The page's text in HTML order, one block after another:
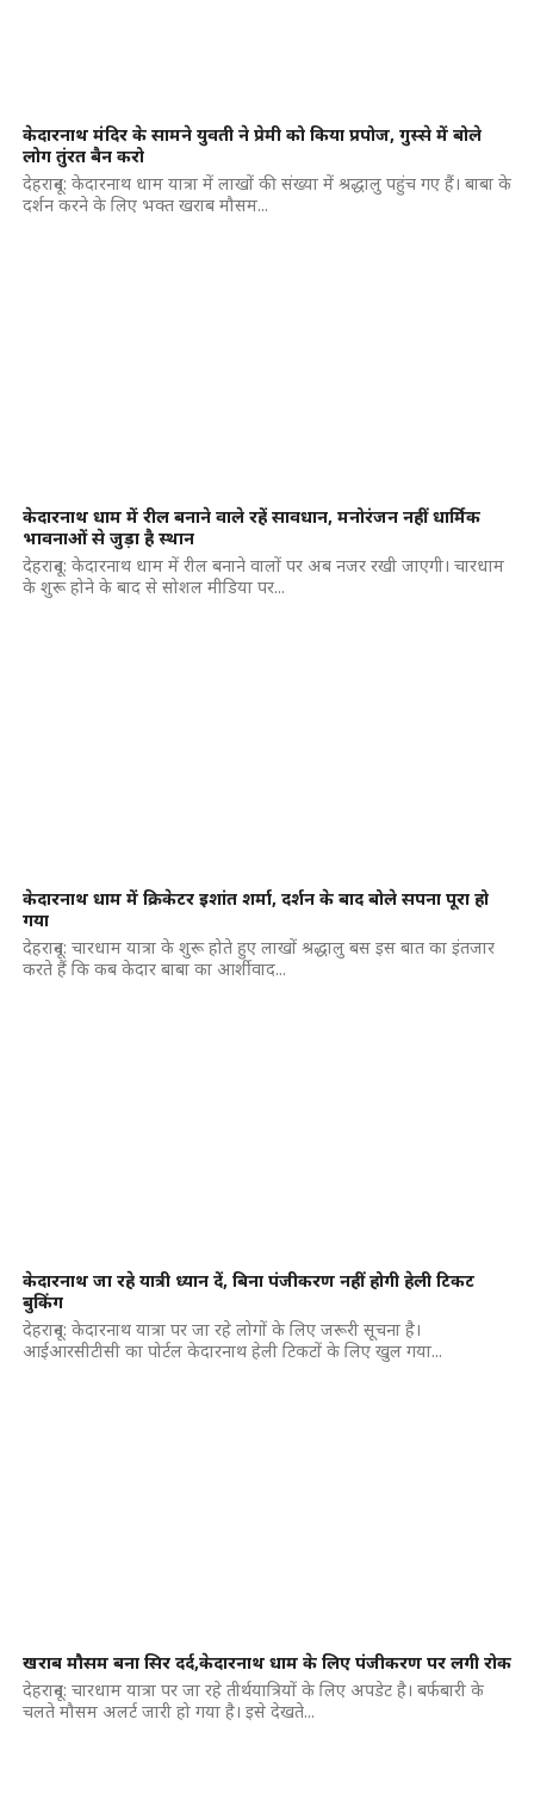
केदारनाथ मंदिर के सामने युवती ने प्रेमी को किया प्रपोज, गुस्से में बोले
लोग तुंरत बैन करो
देहरादून: केदारनाथ धाम यात्रा में लाखों की संख्या में श्रद्धालु पहुंच गए हैं। बाबा के
दर्शन करने के लिए भक्त खराब मौसम...
केदारनाथ धाम में रील बनाने वाले रहें सावधान, मनोरंजन नहीं धार्मिक
भावनाओं से जुड़ा है स्थान
देहरादून: केदारनाथ धाम में रील बनाने वालों पर अब नजर रखी जाएगी। चारधाम
के शुरू होने के बाद से सोशल मीडिया पर...
केदारनाथ धाम में क्रिकेटर इशांत शर्मा, दर्शन के बाद बोले सपना पूरा हो
गया
देहरादून: चारधाम यात्रा के शुरू होते हुए लाखों श्रद्धालु बस इस बात का इंतजार
करते हैं कि कब केदार बाबा का आर्शीवाद...
केदारनाथ जा रहे यात्री ध्यान दें, बिना पंजीकरण नहीं होगी हेली टिकट
बुकिंग
देहरादून: केदारनाथ यात्रा पर जा रहे लोगों के लिए जरूरी सूचना है।
आईआरसीटीसी का पोर्टल केदारनाथ हेली टिकटों के लिए खुल गया...
खराब मौसम बना सिर दर्द,केदारनाथ धाम के लिए पंजीकरण पर लगी रोक
देहरादून: चारधाम यात्रा पर जा रहे तीर्थयात्रियों के लिए अपडेट है। बर्फबारी के
चलते मौसम अलर्ट जारी हो गया है। इसे देखते...